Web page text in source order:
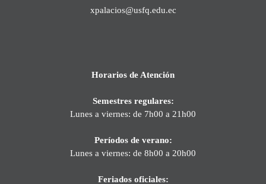
xpalacios@usfq.edu.ec
Horarios de Atención
Semestres regulares:
Lunes a viernes: de 7h00 a 21h00
Períodos de verano:
Lunes a viernes: de 8h00 a 20h00
Feriados oficiales: